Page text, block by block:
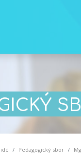
Pedagogický sbor